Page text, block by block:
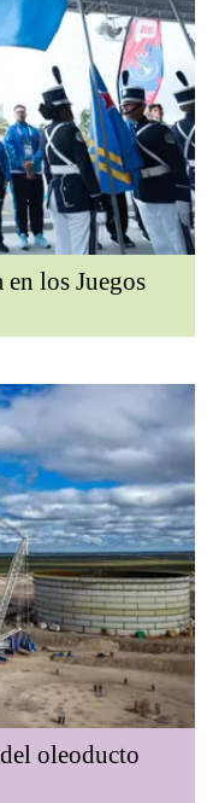
los Juegos
oleoducto